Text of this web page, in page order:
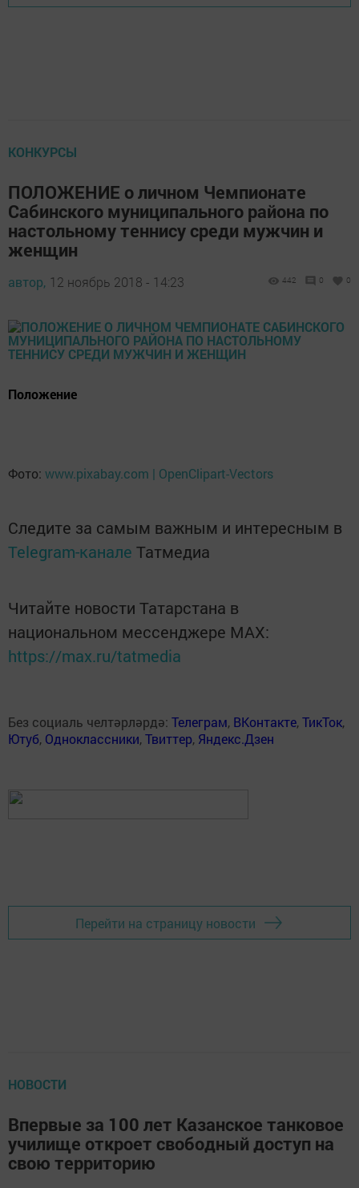
КОНКУРСЫ
ПОЛОЖЕНИЕ о личном Чемпионате
Сабинского муниципального района по
настольному теннису среди мужчин и
женщин
автор, 12 ноябрь 2018 - 14:23 442 0 0
Положение
Фото: www.pixabay.com | OpenClipart-Vectors
Следите за самым важным и интересным в
Telegram-канале Татмедиа
Читайте новости Татарстана в
национальном мессенджере MАХ:
https://max.ru/tatmedia
Без социаль челтәрләрдә: Телеграм, ВКонтакте,ТикТок,
Ютуб, Одноклассники,Твиттер, Яндекс.Дзен
Перейти на страницу новости
НОВОСТИ
Впервые за 100 лет Казанское танковое
училище откроет свободный доступ на
свою территорию